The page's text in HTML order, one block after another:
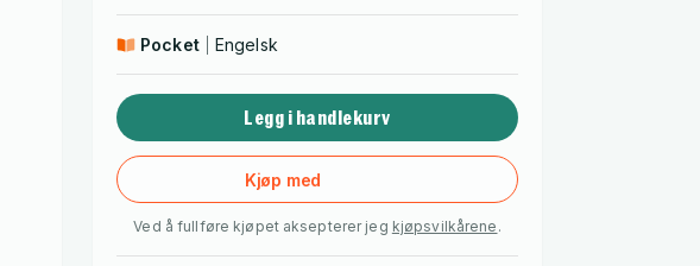
Pocket Engelsk
Legg i handlekurv
Kjøp med
Ved å fullføre kjøpet aksepterer jeg kjøpsvilkårene .